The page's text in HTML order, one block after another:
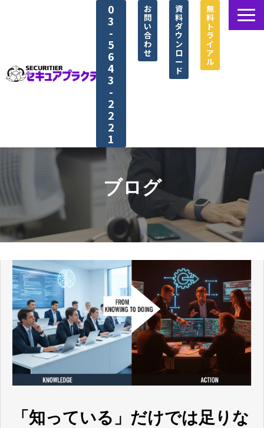
0
3
-
5
6
4
3
-
2
2
2
1
お
問
い
合
わ
せ
資
料
ダ
ウ
ン
ロ
ー
ド
無
料
ト
ラ
イ
ア
ル
セキュアプラクティス®とは
選ばれる理由
シナリオ紹介
導入事例
資料ダウンロード一覧
ブログ
よくあるご質問
ブログ
「知っている」だけでは足りな